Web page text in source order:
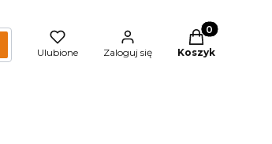
Ulubione Zaloguj się
Produkty w
Koszyk